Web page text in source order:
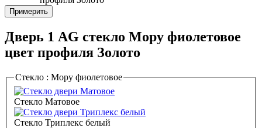
Примерить
Дверь 1 AG стекло Мору фиолетовое
цвет профиля Золото
Стекло : Мору фиолетовое
Стекло Матовое
Стекло Триплекс белый